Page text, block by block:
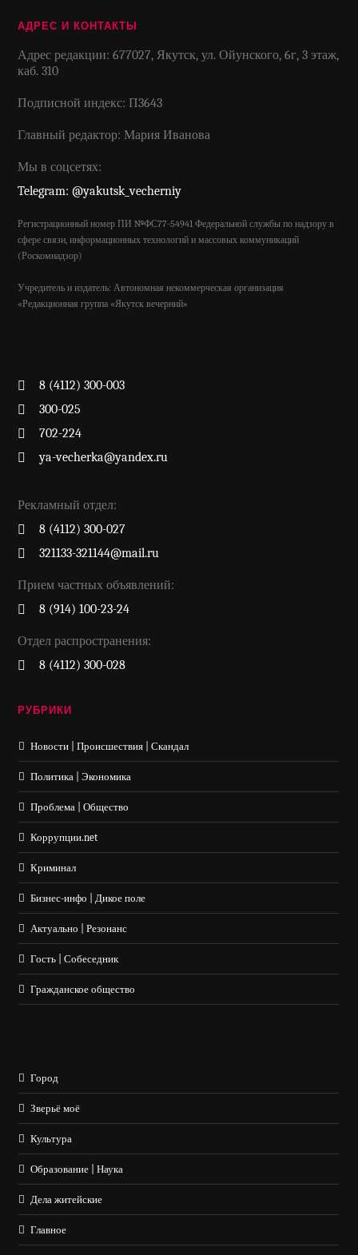
АДРЕС И КОНТАКТЫ
Адрес редакции: 677027, Якутск, ул. Ойунского, 6г, 3 этаж,
каб. 310
Подписной индекс: П3643
Главный редактор: Мария Иванова
Мы в соцсетях:
Telegram: @yakutsk_vecherniy
Регистрационный номер ПИ №ФС77-54941 Федеральной службы по надзору в
сфере связи, информационных технологий и массовых коммуникаций
(Роскомнадзор)
Учредитель и издатель: Автономная некоммерческая организация
«Редакционная группа «Якутск вечерний»
8 (4112) 300-003
300-025
702-224
ya-vecherka@yandex.ru
Рекламный отдел:
8 (4112) 300-027
321133-321144@mail.ru
Прием частных объявлений:
8 (914) 100-23-24
Отдел распространения:
8 (4112) 300-028
РУБРИКИ
Новости | Происшествия | Скандал
Политика | Экономика
Проблема | Общество
Коррупции.net
Криминал
Бизнес-инфо | Дикое поле
Актуально | Резонанс
Гость | Собеседник
Гражданское общество
Город
Зверьё моё
Культура
Образование | Наука
Дела житейские
Главное